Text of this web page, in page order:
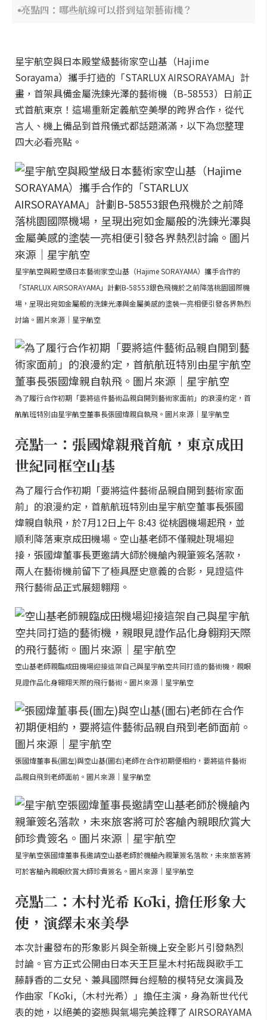
亮點四：哪些航線可以搭到這架藝術機？
星宇航空與日本殿堂級藝術家空山基（Hajime
Sorayama）攜手打造的「STARLUX AIRSORAYAMA」計
畫，首架具備金屬洗鍊光澤的藝術機（B-58553）日前正
式首航東京！這場重新定義航空美學的跨界合作，從代
言人、機上備品到首飛儀式都話題滿滿，以下為您整理
四大必看亮點。
星宇航空與殿堂級日本藝術家空山基（Hajime SORAYAMA）攜手合作的
「STARLUX AIRSORAYAMA」計劃B-58553銀色飛機於之前降落桃園國際機
場，呈現出宛如金屬般的洗鍊光澤與金屬美感的塗裝一亮相便引發各界熱烈
討論。圖片來源｜星宇航空
為了履行合作初期「要將這件藝術品親自開到藝術家面前」的浪漫約定，首
航航班特別由星宇航空董事長張國煒親自執飛。圖片來源｜星宇航空
亮點一：張國煒親飛首航，東京成田
世紀同框空山基
為了履行合作初期「要將這件藝術品親自開到藝術家面
前」的浪漫約定，首航航班特別由星宇航空董事長張國
煒親自執飛，於7月12日上午 8:43 從桃園機場起飛，並
順利降落東京成田機場。空山基老師不僅親赴現場迎
接，張國煒董事長更邀請大師於機艙內親筆簽名落款，
兩人在藝術機前留下了極具歷史意義的合影，見證這件
飛行藝術品正式展翅翱翔。
空山基老師親臨成田機場迎接這架自己與星宇航空共同打造的藝術機，親眼
見證作品化身翱翔天際的飛行藝術。圖片來源｜星宇航空
張國煒董事長(圖左)與空山基(圖右)老師在合作初期便相約，要將這件藝術
品親自飛到老師面前。圖片來源｜星宇航空
星宇航空張國煒董事長邀請空山基老師於機艙內親筆簽名落款，未來旅客將
可於客艙內親眼欣賞大師珍貴簽名。圖片來源｜星宇航空
亮點二：木村光希 Kōki, 擔任形象大
使，演繹未來美學
本次計畫發布的形象影片與全新機上安全影片引發熱烈
討論。官方正式公開由日本天王巨星木村拓哉與歌手工
藤靜香的二女兒、兼具國際舞台經驗的模特兒女演員及
作曲家「Kōki,（木村光希）」擔任主演，身為新世代代
表的她，以絕美的姿態與氣場完美詮釋了 AIRSORAYAMA